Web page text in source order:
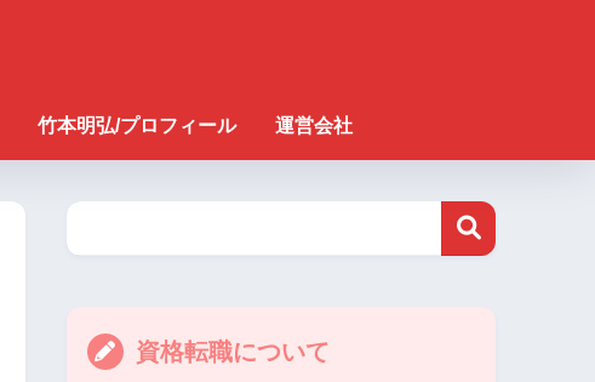
竹本明弘/プロフィール 運営会社
資格転職について